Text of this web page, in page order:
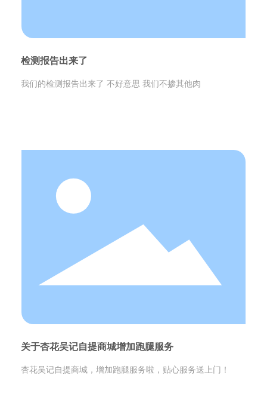
检测报告出来了
我们的检测报告出来了 不好意思 我们不掺其他肉
关于杏花吴记自提商城增加跑腿服务
杏花吴记自提商城，增加跑腿服务啦，贴心服务送上门！